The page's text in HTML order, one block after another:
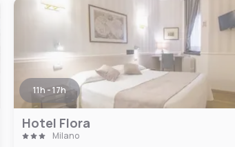
11h - 17h
Hotel Flora
Milano